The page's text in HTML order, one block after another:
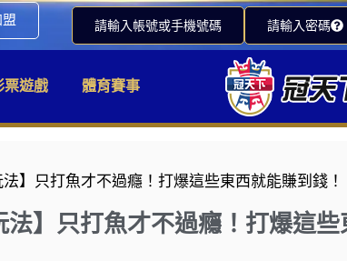
請輸入帳號或手機號碼 請輸入密碼
票遊戲 體育賽事
】只打魚才不過癮！打爆這些東西就能賺到錢！
】只打魚才不過癮！打爆這些